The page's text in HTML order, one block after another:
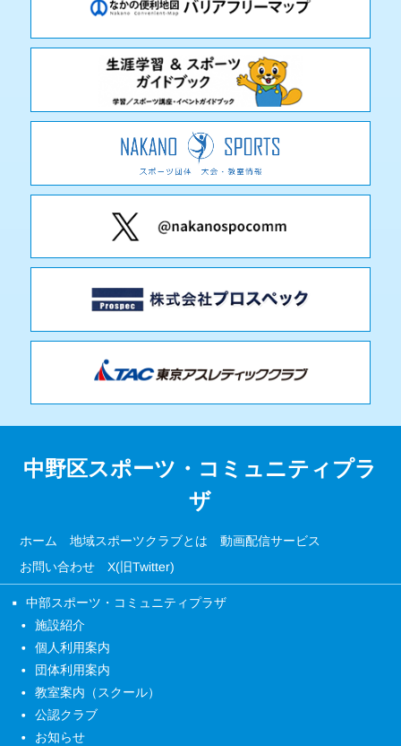
中野区スポーツ・コミュニティプラ
ザ
ホーム 地域スポーツクラブとは 動画配信サービス
お問い合わせ X(旧Twitter)
中部スポーツ・コミュニティプラザ
施設紹介
個人利用案内
団体利用案内
教室案内（スクール）
公認クラブ
お知らせ